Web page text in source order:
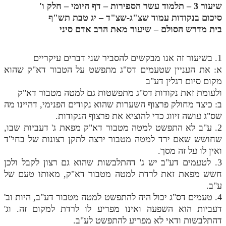
שיעור 3 – תלמוד עשר הספירות – דף היומי – חלק ו'
סיכום בנקודות עמוד שצ"ג-שצ"ד – יג טבת תש"ף
בית מדרש הסולם – שיעור מאת הרב אדם סיני
1. בשיעור זה אנו מבקשים להסביר שני דברים עיקריים
א: את העניין שטעמים דס"ג מתפשט על הטבור דא"ק שהוא
מקום סיום רגלין דע"ב
ולעומת זאת נקודות דס"ג מתפשטות גם למטה מטבור דא"ק
ב: כיצד מחולק פרצוף השערות שהוא נקודים הפנימי, דהיינו מה
שס"ג עושה זיווג כדי להוציא את פרצוף הנקודות.
2. ע"ב לא התפשט למטה מטבור דא"ק מפאת ג' דעביות שבו,
שחושש שאם ירד למטה מטבור ירצה לתקן רצונות של בחי"ד
ואין לו על זה מסך.
3. לטעמים דע"ב יש ג' דהתלבשות שהוא גם רצון לקבל ולכן
חשש מפאת זאת לרדת למטה מטבור דא"ק, מאותו טעם של
ע"ב.
4. טעמים דס"ג יכול היה להתפשט למטה מטבור דע"ב, היות וב'
דעביות הוא השפעה ואינו מפריע לו לרדת למקום זה. וג'
דהתלבשות ודאי לא מפריע להתפשט לע"ב.